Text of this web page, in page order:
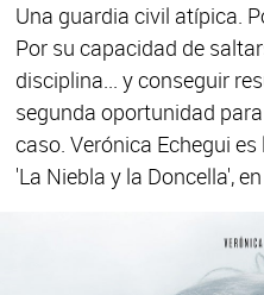
Una guardia civil atípica.
Por su capacidad de
disciplina... y conseguir
segunda oportunidad
caso. Verónica Echegui
'La Niebla y la Doncella',